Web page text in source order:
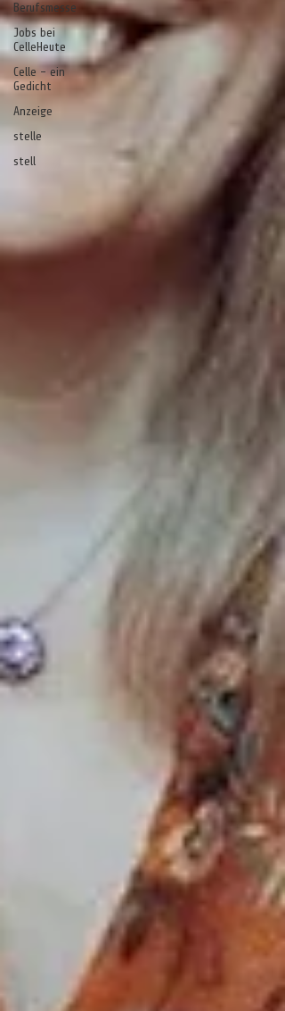
Berufsmesse
Jobs bei
CelleHeute
Celle - ein
Gedicht
Anzeige
stelle
stell